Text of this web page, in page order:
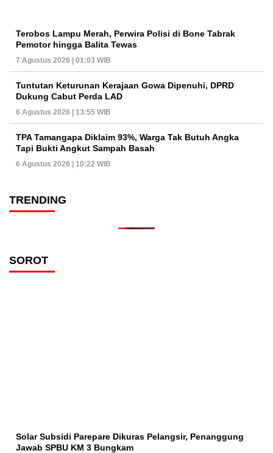
Terobos Lampu Merah, Perwira Polisi di Bone Tabrak
Pemotor hingga Balita Tewas
7 Agustus 2026 | 01:03 WIB
Tuntutan Keturunan Kerajaan Gowa Dipenuhi, DPRD
Dukung Cabut Perda LAD
6 Agustus 2026 | 13:55 WIB
TPA Tamangapa Diklaim 93%, Warga Tak Butuh Angka
Tapi Bukti Angkut Sampah Basah
6 Agustus 2026 | 10:22 WIB
TRENDING
SOROT
Solar Subsidi Parepare Dikuras Pelangsir, Penanggung
Jawab SPBU KM 3 Bungkam